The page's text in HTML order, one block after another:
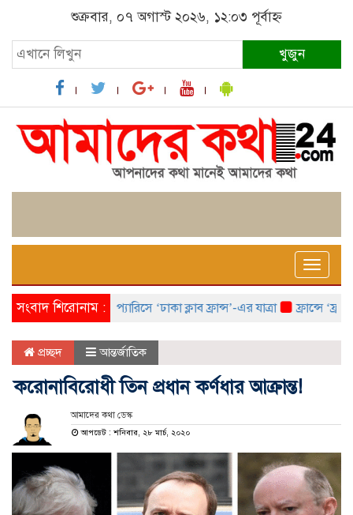
শুক্রবার, ০৭ অগাস্ট ২০২৬, ১২:০৩ পূর্বাহ্ন
খুজুন
Toggle
সংবাদ শিরোনাম :প্যারিসে ‘ঢাকা ক্লাব ফ্রান্স’-এর যাত্রা ফ্রান্সে ‘ফ্রাঙ্কো
প্রচ্ছদ আন্তর্জাতিক
করোনাবিরোধী তিন প্রধান কর্ণধার আক্রান্ত!
আমাদের কথা ডেস্ক
আপডেট : শনিবার, ২৮ মার্চ, ২০২০